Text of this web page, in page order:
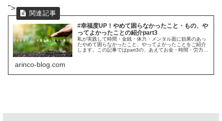
">
#幸福度UP！やめて困らなかったこと・もの、や
ってよかったことの紹介part3
私が実践して時間・金銭・体力・メンタル面に効果のあっ
たやめて困らなかったこと、やってよかったことをご紹介
します。この記事ではpart3の、あえてお金・時間・労力を
arinco-blog.com